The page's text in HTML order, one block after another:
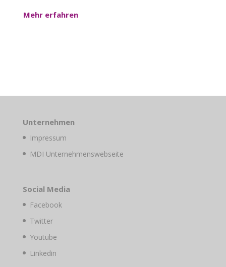
Mehr erfahren
Unternehmen
Impressum
MDI Unternehmenswebseite
Social Media
Facebook
Twitter
Youtube
Linkedin